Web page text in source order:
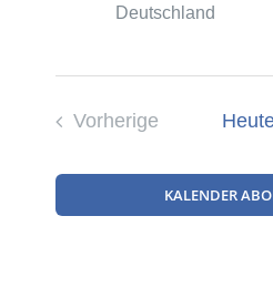
Deutschland
Vorherige
KALENDER